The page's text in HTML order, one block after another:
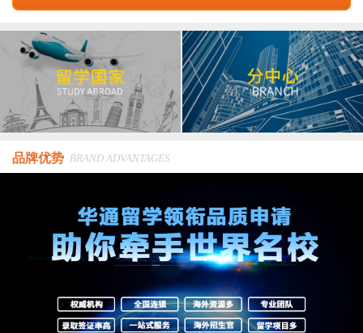
品牌优势 BRAND ADVANTAGES